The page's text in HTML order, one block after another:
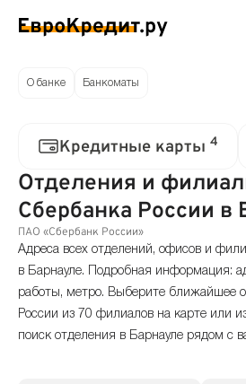
О банке Банкоматы
Кредитные карты 4
Отделения и
Сбербанка России в
ПАО «Сбербанк России»
Адреса всех отделений, офисов и
в Барнауле. Подробная информация:
работы, метро. Выберите ближайшее
России из 70 филиалов на карте или
поиск отделения в Барнауле рядом с